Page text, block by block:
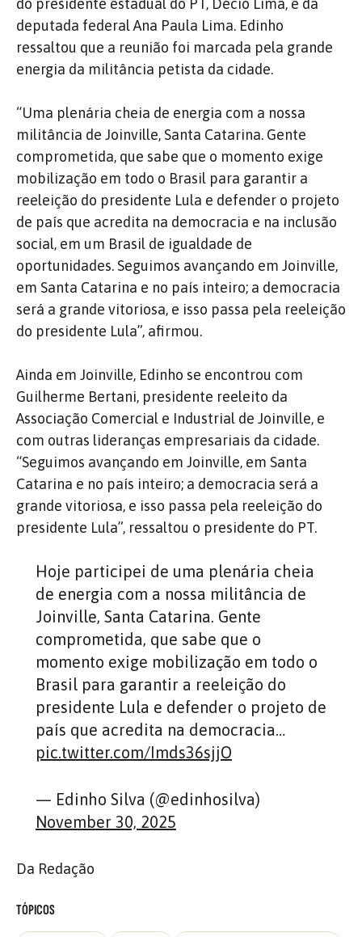
do presidente estadual do PT, Décio Lima, e da
deputada federal Ana Paula Lima. Edinho
ressaltou que a reunião foi marcada pela grande
energia da militância petista da cidade.
“Uma plenária cheia de energia com a nossa
militância de Joinville, Santa Catarina. Gente
comprometida, que sabe que o momento exige
mobilização em todo o Brasil para garantir a
reeleição do presidente Lula e defender o projeto
de país que acredita na democracia e na inclusão
social, em um Brasil de igualdade de
oportunidades. Seguimos avançando em Joinville,
em Santa Catarina e no país inteiro; a democracia
será a grande vitoriosa, e isso passa pela reeleição
do presidente Lula”, afirmou.
Ainda em Joinville, Edinho se encontrou com
Guilherme Bertani, presidente reeleito da
Associação Comercial e Industrial de Joinville, e
com outras lideranças empresariais da cidade.
“Seguimos avançando em Joinville, em Santa
Catarina e no país inteiro; a democracia será a
grande vitoriosa, e isso passa pela reeleição do
presidente Lula”, ressaltou o presidente do PT.
Hoje participei de uma plenária cheia
de energia com a nossa militância de
Joinville, Santa Catarina. Gente
comprometida, que sabe que o
momento exige mobilização em todo o
Brasil para garantir a reeleição do
presidente Lula e defender o projeto de
país que acredita na democracia…
pic.twitter.com/Imds36sjjO
— Edinho Silva (@edinhosilva)
November 30, 2025
Da Redação
TÓPICOS